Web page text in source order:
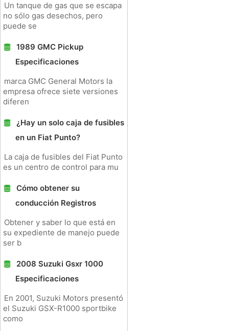
Un tanque de gas que se escapa
no sólo gas desechos, pero
puede se
1989 GMC Pickup
Especificaciones
marca GMC General Motors la
empresa ofrece siete versiones
diferen
¿Hay un solo caja de fusibles
en un Fiat Punto?
La caja de fusibles del Fiat Punto
es un centro de control para mu
Cómo obtener su
conducción Registros
Obtener y saber lo que está en
su expediente de manejo puede
ser b
2008 Suzuki Gsxr 1000
Especificaciones
En 2001, Suzuki Motors presentó
el Suzuki GSX-R1000 sportbike
como